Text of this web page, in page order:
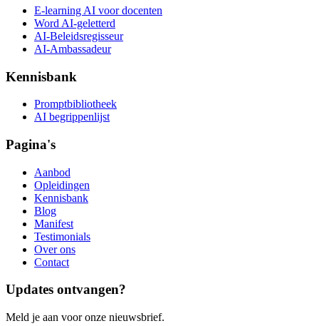
E-learning AI voor docenten
Word AI-geletterd
AI-Beleidsregisseur
AI-Ambassadeur
Kennisbank
Promptbibliotheek
AI begrippenlijst
Pagina's
Aanbod
Opleidingen
Kennisbank
Blog
Manifest
Testimonials
Over ons
Contact
Updates ontvangen?
Meld je aan voor onze nieuwsbrief.